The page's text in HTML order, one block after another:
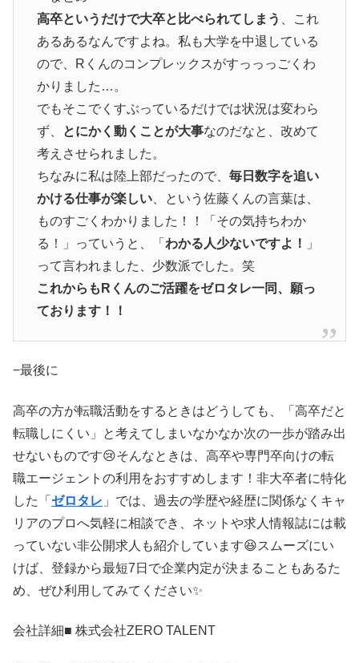
高卒というだけで大卒と比べられてしまう 、これ
あるあるなんですよね。私も大学を中退している
ので、Rくんのコンプレックスがすっっっごくわ
かりました…。
でもそこでくすぶっているだけでは状況は変わら
ず、
とにかく動くことが大事なのだなと、改めて
考えさせられました。
ちなみに私は陸上部だったので、 毎日数字を追い
かける仕事が楽しい、という佐藤くんの言葉は、
ものすごくわかりました！！「その気持ちわか
る！」っていうと、「 わかる人少ないですよ！
」
って言われました、少数派でした。笑
これからもRくんのご活躍をゼロタレ一同、願っ
ております！！
−最後に
高卒の方が転職活動をするときはどうしても、「高卒だと
転職しにくい」と考えてしまいなかなか次の一歩が踏み出
せないものです😢そんなときは、高卒や専門卒向けの転
職エージェントの利用をおすすめします！非大卒者に特化
した「 ゼロタレ 」では、過去の学歴や経歴に関係なくキャ
リアのプロへ気軽に相談でき、ネットや求人情報誌には載
っていない非公開求人も紹介しています😆スムーズにい
けば、登録から最短7日で企業内定が決まることもあるた
め、ぜひ利用してみてください✨
会社詳細■ 株式会社ZERO TALENT